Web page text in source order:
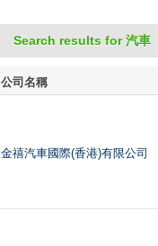
Search results for 汽車
公司名稱
金禧汽車國際(香港)有限公司